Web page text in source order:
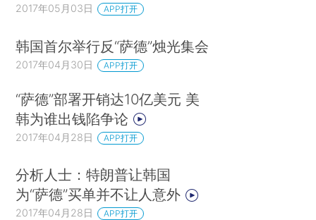
2017年05月03日 APP打开
韩国首尔举行反“萨德”烛光集会
2017年04月30日 APP打开
“萨德”部署开销达10亿美元 美
韩为谁出钱陷争论
2017年04月28日 APP打开
分析人士：特朗普让韩国
为“萨德”买单并不让人意外
2017年04月28日 APP打开